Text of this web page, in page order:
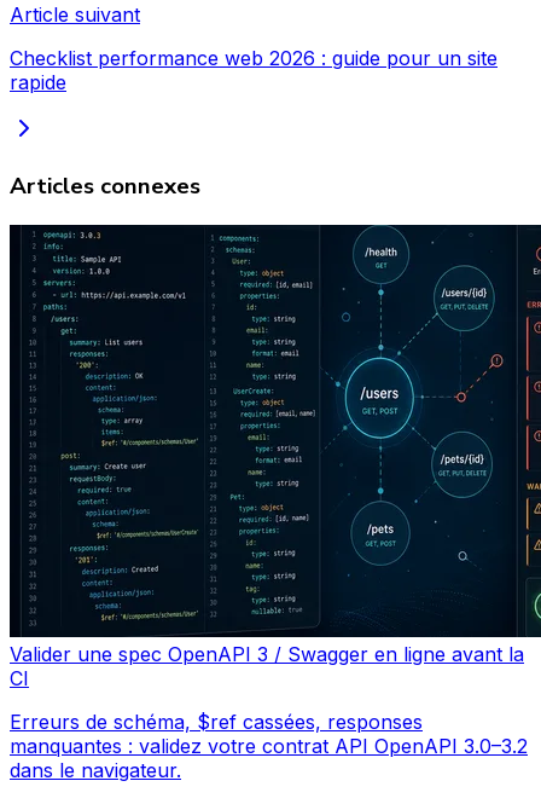
Article suivant
Checklist performance web 2026 : guide pour un site
rapide
Articles connexes
Valider une spec OpenAPI 3 / Swagger en ligne avant la
CI
Erreurs de schéma, $ref cassées, responses
manquantes : validez votre contrat API OpenAPI 3.0–3.2
dans le navigateur.